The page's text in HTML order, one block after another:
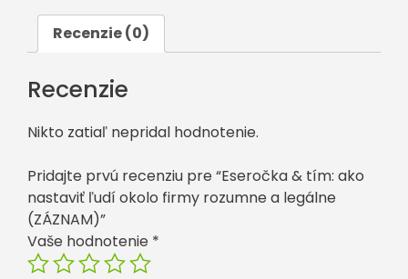
nastaviť
okolo
firmy
rozumne
legálne
Recenzie (0)
Recenzie
Nikto zatiaľ nepridal hodnotenie.
Pridajte prvú recenziu pre “Eseročka & tím: ako
nastaviť ľudí okolo firmy rozumne a legálne
(ZÁZNAM)”
Vaše hodnotenie *